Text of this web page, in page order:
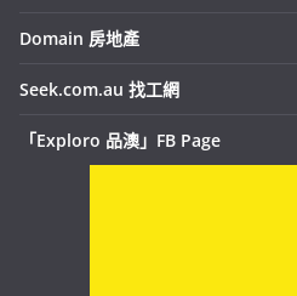
Domain 房地產
Seek.com.au 找工網
「Exploro 品澳」FB Page